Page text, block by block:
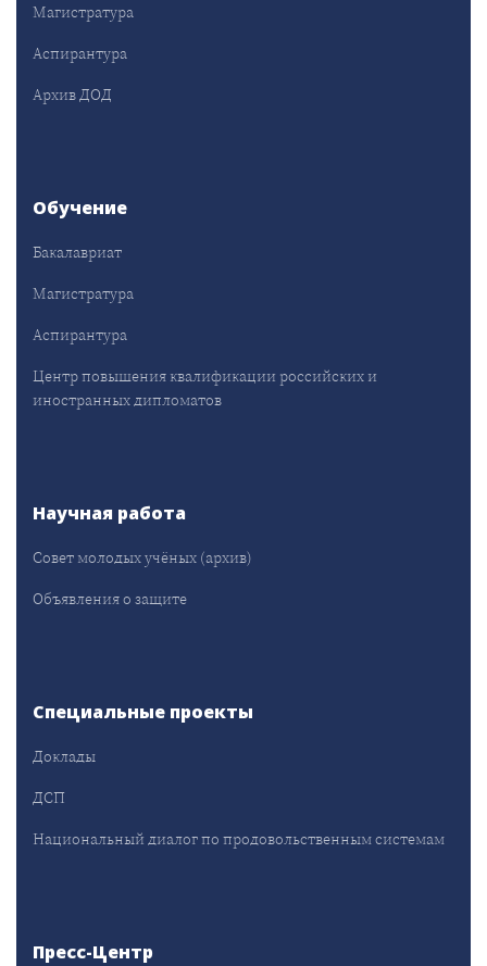
Магистратура
Аспирантура
Архив ДОД
Обучение
Бакалавриат
Магистратура
Аспирантура
Центр повышения квалификации российских и
иностранных дипломатов
Научная работа
Совет молодых учёных (архив)
Объявления о защите
Специальные проекты
Доклады
ДСП
Национальный диалог по продовольственным системам
Пресс-Центр